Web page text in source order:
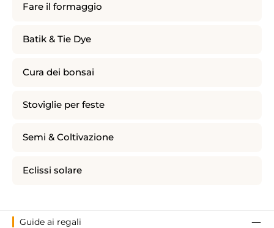
Fare il formaggio
Batik & Tie Dye
Cura dei bonsai
Stoviglie per feste
Semi & Coltivazione
Eclissi solare
Guide ai regali